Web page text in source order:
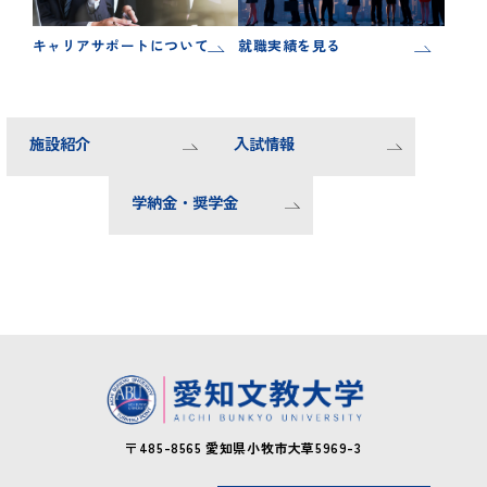
キャリアサポートについて 就職実績を見る
施設紹介 入試情報
学納金・奨学金
〒485-8565愛知県小牧市大草5969-3